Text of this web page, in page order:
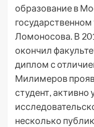
образование в
Ломоносова. В
окончил
диплом с
Милимеров
студент, активно
несколько